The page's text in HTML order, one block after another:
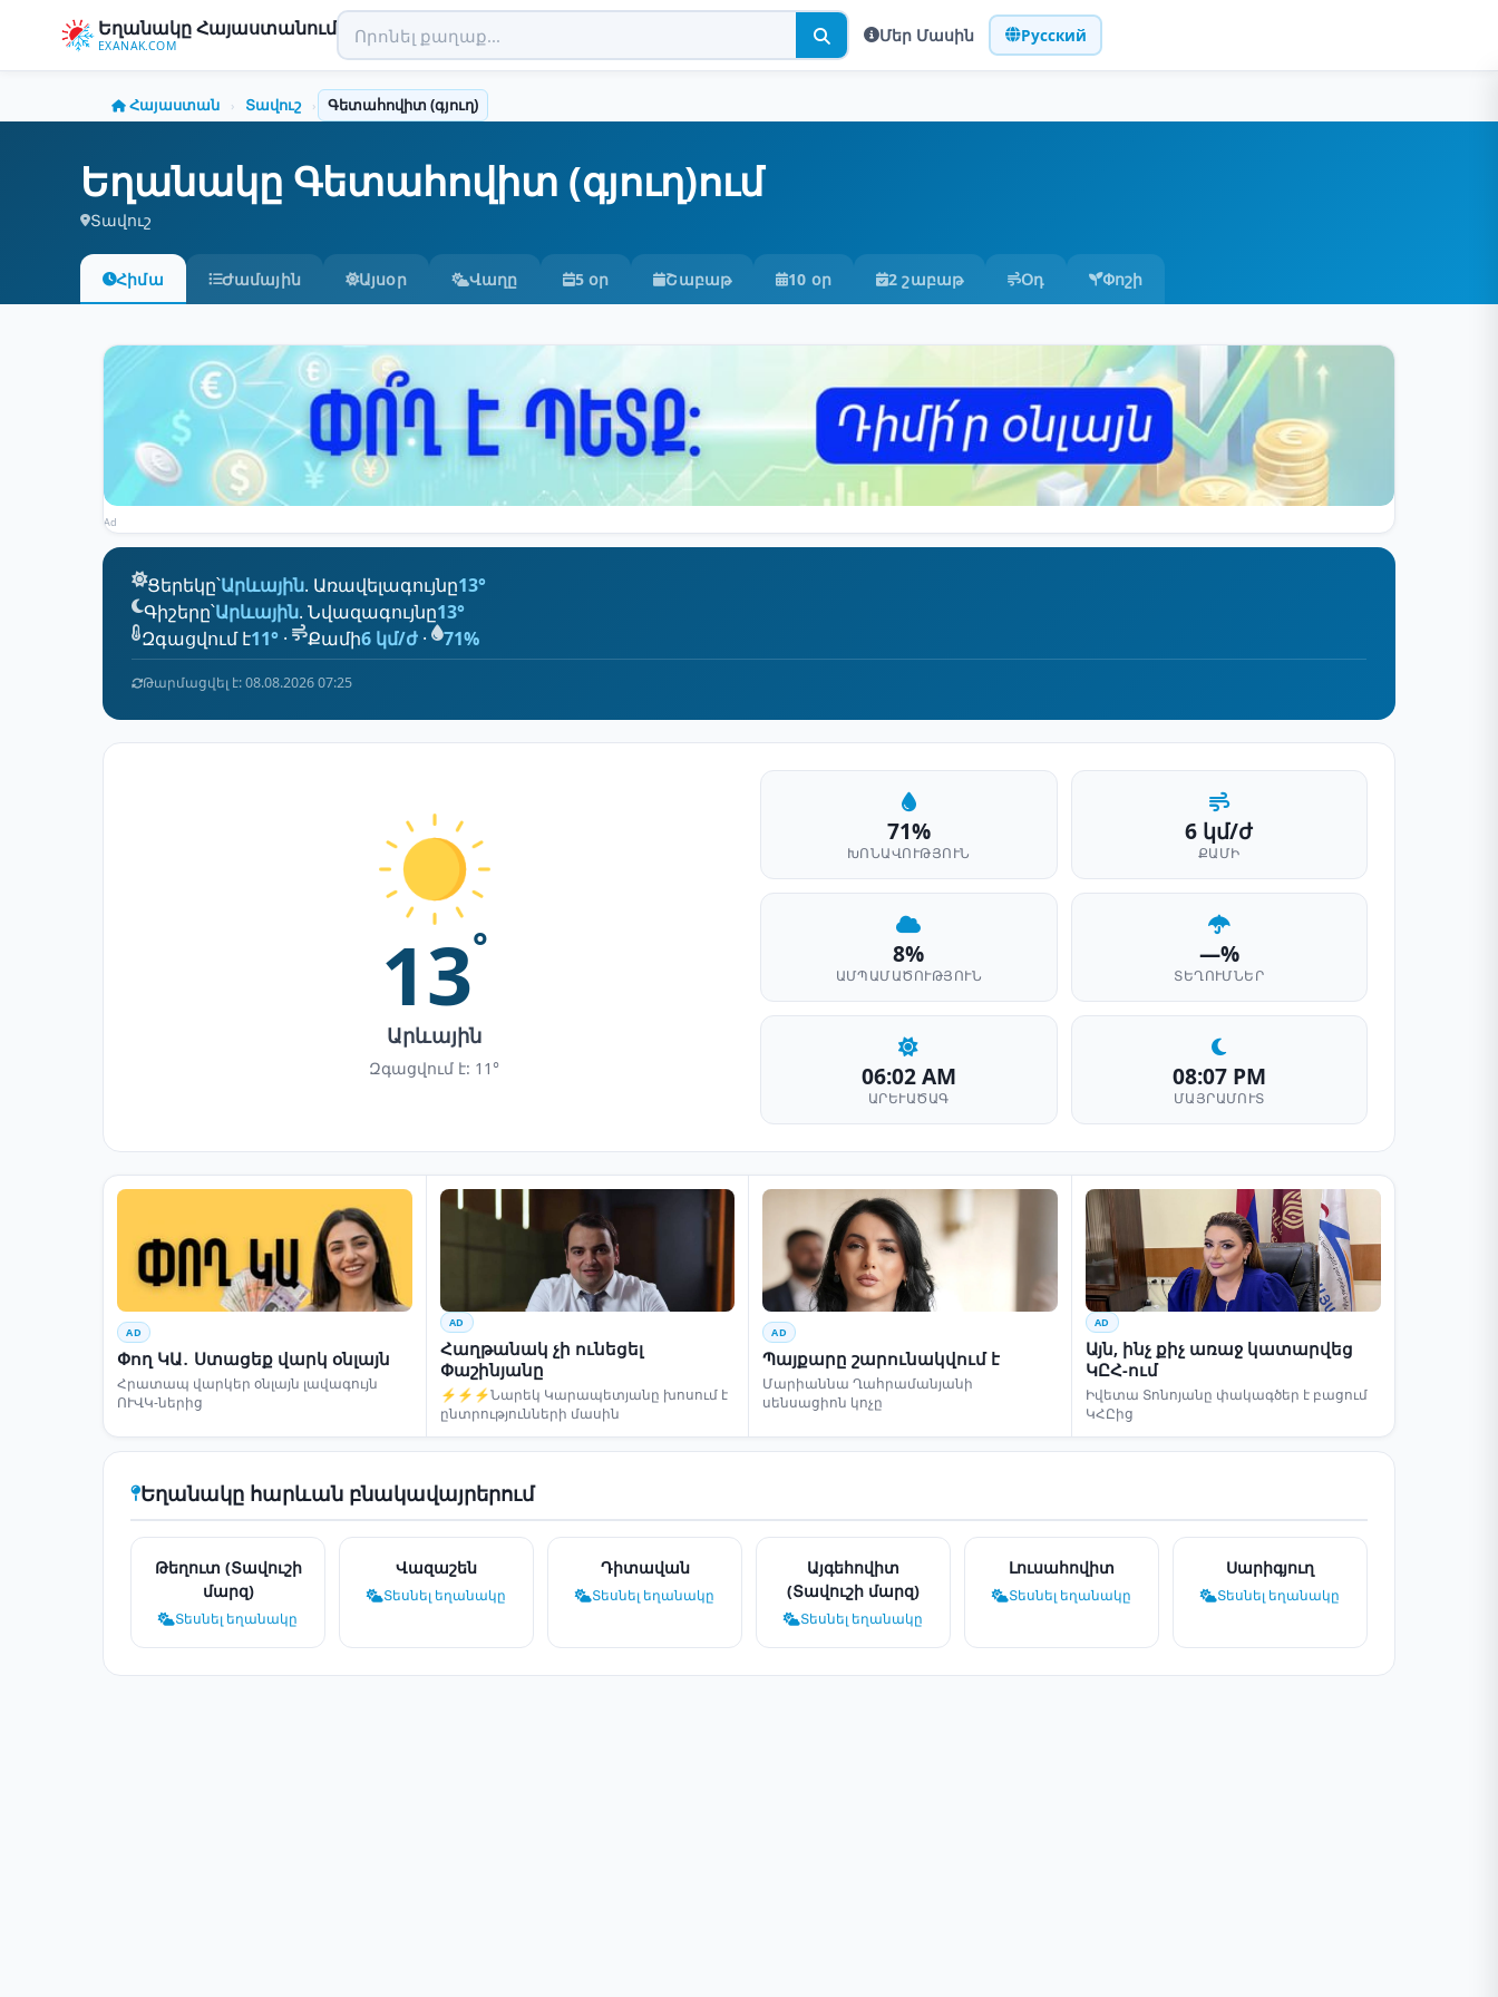
Եղանակը Հայաստանում
EXANAK.COM
Մեր Մասին Русский
Հայաստան › Տավուշ › Գետահովիտ (գյուղ)
Եղանակը Գետահովիտ (գյուղ)ում
Տավուշ
Հիմա Ժամային Այսօր Վաղը 5 օր Շաբաթ 10 օր 2 շաբաթ Օդ Փոշի
Ad
Ցերեկը՝Արևային. Առավելագույնը13°
Գիշերը՝Արևային. Նվազագույնը13°
Զգացվում է11° · Քամի6 կմ/ժ · 71%
Թարմացվել է: 08.08.2026 07:25
13°
Արևային
Զգացվում է: 11°
71%
ԽՈՆԱՎՈՒԹՅՈՒՆ
6 կմ/ժ
ՔԱՄԻ
8%
ԱՄՊԱՄԱԾՈՒԹՅՈՒՆ
—%
ՏԵՂՈՒՄՆԵՐ
06:02 AM
ԱՐԵՒԱԾԱԳ
08:07 PM
ՄԱՅՐԱՄՈՒՏ
AD
Փող ԿԱ․ Ստացեք վարկ օնլայն
Հրատապ վարկեր օնլայն լավագույն
ՈՒՎԿ-ներից
AD
Հաղթանակ չի ունեցել
Փաշինյանը
⚡⚡⚡Նարեկ Կարապետյանը խոսում է
ընտրությունների մասին
AD
Պայքարը շարունակվում է
Մարիաննա Ղահրամանյանի
սենսացիոն կոչը
AD
Այն, ինչ քիչ առաջ կատարվեց
ԿԸՀ-ում
Իվետա Տոնոյանը փակագծեր է բացում
ԿՀԸից
Եղանակը հարևան բնակավայրերում
Թեղուտ (Տավուշի
մարզ)
Տեսնել եղանակը
Վազաշեն
Տեսնել եղանակը
Դիտավան
Տեսնել եղանակը
Այգեհովիտ
(Տավուշի մարզ)
Տեսնել եղանակը
Լուսահովիտ
Տեսնել եղանակը
Սարիգյուղ
Տեսնել եղանակը